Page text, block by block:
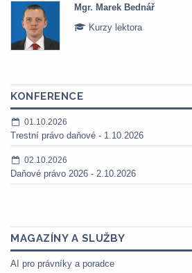
Mgr. Marek Bednář
Kurzy lektora
KONFERENCE
01.10.2026
Trestní právo daňové - 1.10.2026
02.10.2026
Daňové právo 2026 - 2.10.2026
MAGAZÍNY A SLUŽBY
AI pro právníky a poradce